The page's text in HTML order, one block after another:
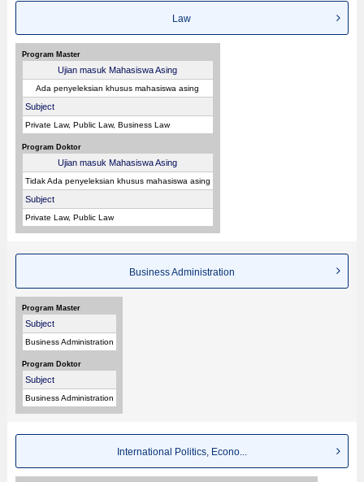
Law
Program Master
Ujian masuk Mahasiswa Asing
Ada penyeleksian khusus mahasiswa asing
Subject
Private Law, Public Law, Business Law
Program Doktor
Ujian masuk Mahasiswa Asing
Tidak Ada penyeleksian khusus mahasiswa asing
Subject
Private Law, Public Law
Business Administration
Program Master
Subject
Business Administration
Program Doktor
Subject
Business Administration
International Politics, Econo...